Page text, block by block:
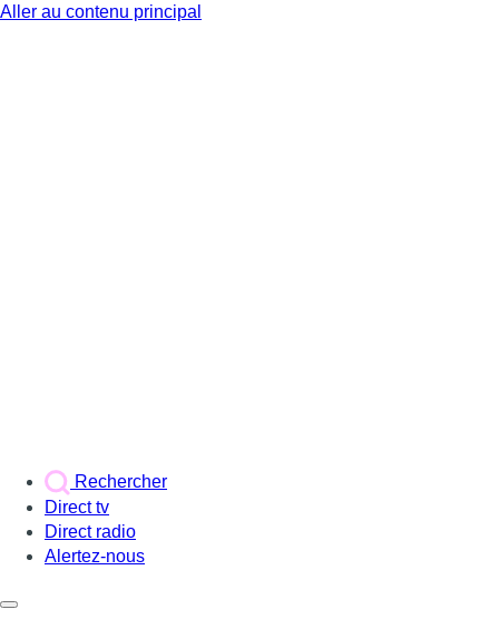
Aller au contenu principal
Rechercher
Direct tv
Direct radio
Alertez-nous